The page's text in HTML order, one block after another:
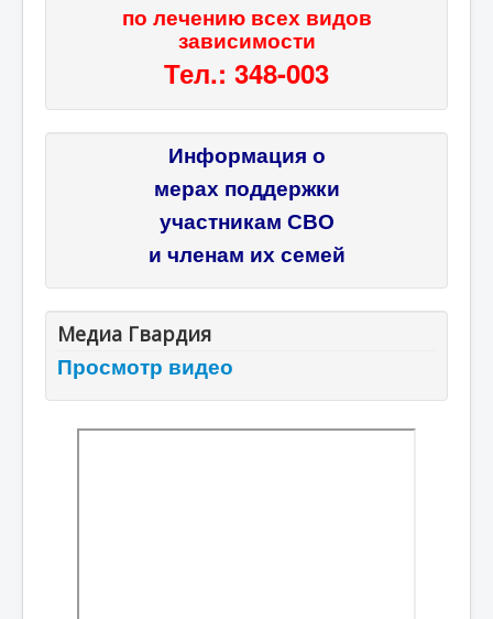
по лечению всех видов
зависимости
Тел.: 348-003
Информация о
мерах поддержки
участникам СВО
и членам их семей
Медиа Гвардия
Просмотр видео